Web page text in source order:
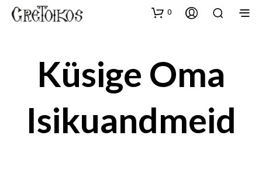
0
Küsige Oma
Isikuandmeid